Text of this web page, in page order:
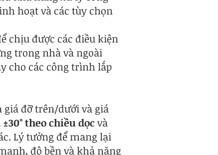
hoạt và các tùy chọn
chịu được các điều kiện
trong nhà và ngoài
cho các công trình lắp
giá đỡ trên/dưới và giá
theo chiều dọcvà
Lý tưởng để mang lại
độ bền và khả năng